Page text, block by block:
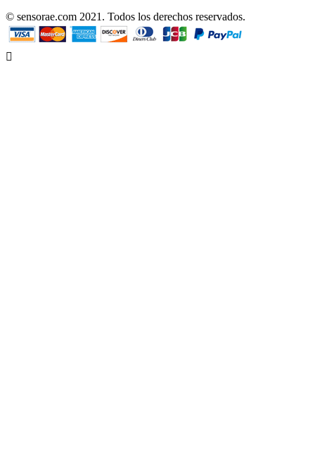
© sensorae.com 2021. Todos los derechos reservados.
